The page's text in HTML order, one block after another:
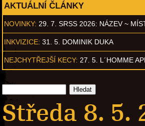
AKTUÁLNÍ ČLÁNKY
NOVINKY: 29. 7. SRSS 2026: NÁZEV ~
INKVIZICE: 31. 5. DOMINIK DUKA
NEJCHYTŘEJŠÍ KECY: 27. 5. L´HOMME
Středa 8. 5.